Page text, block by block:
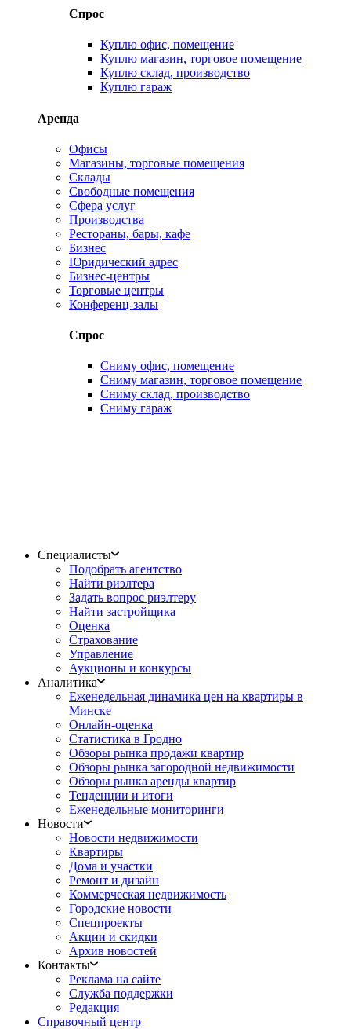
Спрос
Куплю офис, помещение
Куплю магазин, торговое помещение
Куплю склад, производство
Куплю гараж
Аренда
Офисы
Магазины, торговые помещения
Склады
Свободные помещения
Сфера услуг
Производства
Рестораны, бары, кафе
Бизнес
Юридический адрес
Бизнес-центры
Торговые центры
Конференц-залы
Спрос
Сниму офис, помещение
Сниму магазин, торговое помещение
Сниму склад, производство
Сниму гараж
Специалисты
Подобрать агентство
Найти риэлтера
Задать вопрос риэлтеру
Найти застройщика
Оценка
Страхование
Управление
Аукционы и конкурсы
Аналитика
Еженедельная динамика цен на квартиры в
Минске
Онлайн-оценка
Статистика в Гродно
Обзоры рынка продажи квартир
Обзоры рынка загородной недвижимости
Обзоры рынка аренды квартир
Тенденции и итоги
Еженедельные мониторинги
Новости
Новости недвижимости
Квартиры
Дома и участки
Ремонт и дизайн
Коммерческая недвижимость
Городские новости
Спецпроекты
Акции и скидки
Архив новостей
Контакты
Реклама на сайте
Служба поддержки
Редакция
Справочный центр